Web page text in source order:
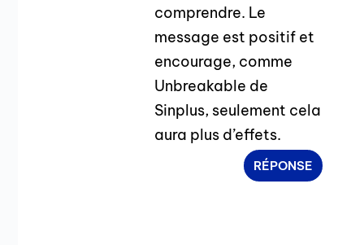
comprendre. Le
message est positif et
encourage, comme
Unbreakable de
Sinplus, seulement cela
aura plus d’effets.
RÉPONSE